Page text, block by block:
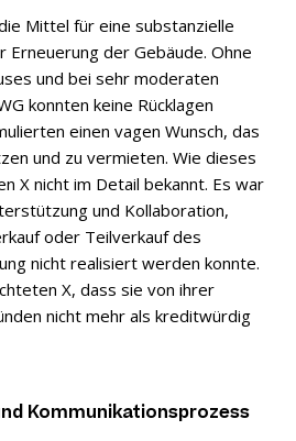
Mittel für eine substanzielle
Erneuerung der Gebäude. Ohne
und bei sehr moderaten
konnten keine Rücklagen
einen vagen Wunsch, das
und zu vermieten. Wie dieses
X nicht im Detail bekannt. Es war
und Kollaboration,
oder Teilverkauf des
nicht realisiert werden konnte.
X, dass sie von ihrer
nicht mehr als kreditwürdig
Kommunikationsprozess